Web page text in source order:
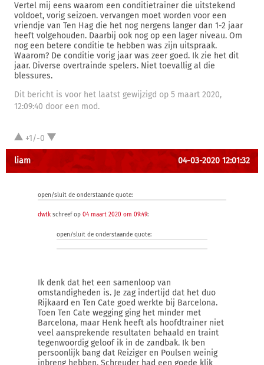
Vertel mij eens waarom een conditietrainer die uitstekend
voldoet, vorig seizoen. vervangen moet worden voor een
vriendje van Ten Hag die het nog nergens langer dan 1-2 jaar
heeft volgehouden. Daarbij ook nog op een lager niveau. Om
nog een betere conditie te hebben was zijn uitspraak.
Waarom? De conditie vorig jaar was zeer goed. Ik zie het dit
jaar. Diverse overtrainde spelers. Niet toevallig al die
blessures.
Dit bericht is voor het laatst gewijzigd op 5 maart 2020,
12:09:40 door een mod.
+1/-0
liam 04-03-2020 12:01:32
open/sluit de onderstaande quote:
dwtk schreef op 04 maart 2020 om 09:49:
open/sluit de onderstaande quote:
Ik denk dat het een samenloop van
omstandigheden is. Je zag indertijd dat het duo
Rijkaard en Ten Cate goed werkte bij Barcelona.
Toen Ten Cate wegging ging het minder met
Barcelona, maar Henk heeft als hoofdtrainer niet
veel aansprekende resultaten behaald en traint
tegenwoordig geloof ik in de zandbak. Ik ben
persoonlijk bang dat Reiziger en Poulsen weinig
inbreng hebben. Schreuder had een goede klik